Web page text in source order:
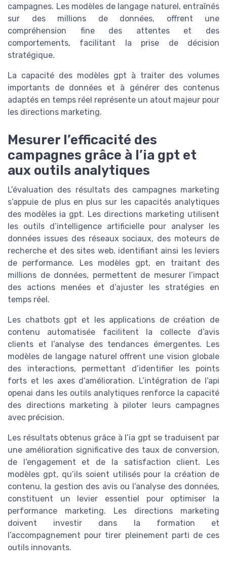
campagnes. Les modèles de langage naturel, entraînés
sur des millions de données, offrent une
compréhension fine des attentes et des
comportements, facilitant la prise de décision
stratégique.
La capacité des modèles gpt à traiter des volumes
importants de données et à générer des contenus
adaptés en temps réel représente un atout majeur pour
les directions marketing.
Mesurer l’efficacité des
campagnes grâce à l’ia gpt et
aux outils analytiques
L’évaluation des résultats des campagnes marketing
s’appuie de plus en plus sur les capacités analytiques
des modèles ia gpt. Les directions marketing utilisent
les outils d’intelligence artificielle pour analyser les
données issues des réseaux sociaux, des moteurs de
recherche et des sites web, identifiant ainsi les leviers
de performance. Les modèles gpt, en traitant des
millions de données, permettent de mesurer l’impact
des actions menées et d’ajuster les stratégies en
temps réel.
Les chatbots gpt et les applications de création de
contenu automatisée facilitent la collecte d’avis
clients et l’analyse des tendances émergentes. Les
modèles de langage naturel offrent une vision globale
des interactions, permettant d’identifier les points
forts et les axes d’amélioration. L’intégration de l’api
openai dans les outils analytiques renforce la capacité
des directions marketing à piloter leurs campagnes
avec précision.
Les résultats obtenus grâce à l’ia gpt se traduisent par
une amélioration significative des taux de conversion,
de l’engagement et de la satisfaction client. Les
modèles gpt, qu’ils soient utilisés pour la création de
contenu, la gestion des avis ou l’analyse des données,
constituent un levier essentiel pour optimiser la
performance marketing. Les directions marketing
doivent investir dans la formation et
l’accompagnement pour tirer pleinement parti de ces
outils innovants.